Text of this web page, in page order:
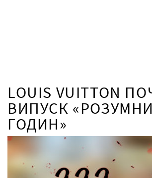
LOUIS VUITTON
ВИПУСК
ГОДИН»